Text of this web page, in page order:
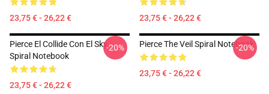
23,75 € - 26,22 € 23,75 € - 26,22 €
Pierce El Collide Con El Sky
Spiral Notebook
23,75 € - 26,22 €
-20% Pierce The Veil Spiral Notebook
23,75 € - 26,22 €
-20%